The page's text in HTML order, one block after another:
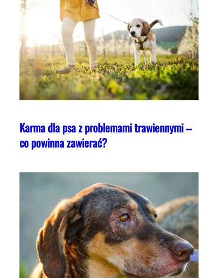
Karma dla psa z problemami trawiennymi –
co powinna zawierać?